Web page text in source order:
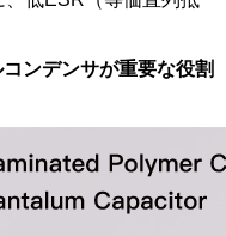
ンデンサが重要な役割